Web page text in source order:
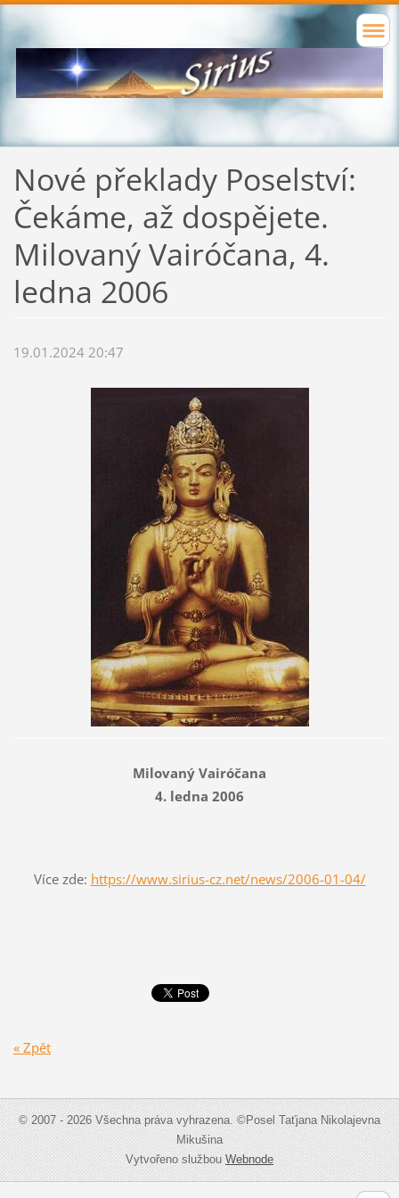
Nové překlady Poselství:
Čekáme, až dospějete.
Milovaný Vairóčana, 4.
ledna 2006
19.01.2024 20:47
Milovaný Vairóčana
4. ledna 2006
Více zde: https://www.sirius-cz.net/news/2006-01-04/
« Zpět
© 2007 - 2026 Všechna práva vyhrazena. ©Posel Taťjana Nikolajevna
Mikušina
Vytvořeno službouWebnode